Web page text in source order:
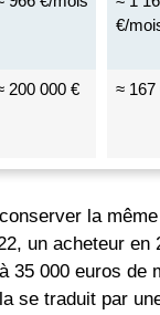
€/
200 000 € ≈ 167
la
un acheteur en
35 000 euros de
se traduit par